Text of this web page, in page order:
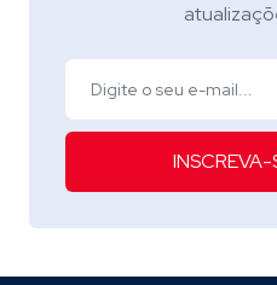
INSCREVA-